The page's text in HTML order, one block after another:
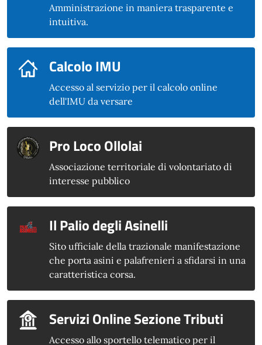
Amministrazione in maniera trasparente e
intuitiva.
Calcolo IMU
Accesso al servizio per il calcolo online
dell'IMU da versare
Pro Loco Ollolai
Associazione territoriale di volontariato di
interesse pubblico
Il Palio degli Asinelli
Sito ufficiale della trazionale manifestazione
che porta asini e palafrenieri a sfidarsi in una
caratteristica corsa.
Servizi Online Sezione Tributi
Accesso allo sportello telematico per il